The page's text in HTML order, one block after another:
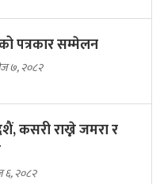
पत्रकार सम्मेलन
७, २०८२
कसरी राख्ने जमरा र
६, २०८२